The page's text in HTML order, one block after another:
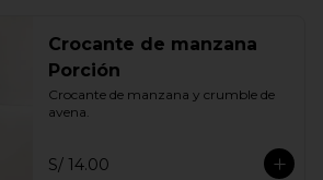
Crocante de manzana
Porción
Crocante de manzana y crumble de
avena.
S/ 14.00